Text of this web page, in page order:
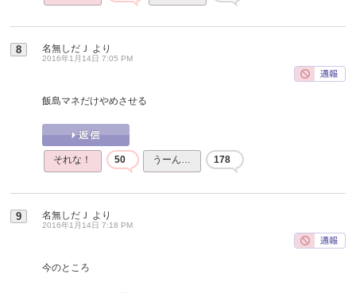
8 名無しだＪ より
2016年1月14日 7:05 PM
飯島マネだけやめさせる
それな！ 50 うーん… 178
9 名無しだＪ より
2016年1月14日 7:18 PM
今のところ